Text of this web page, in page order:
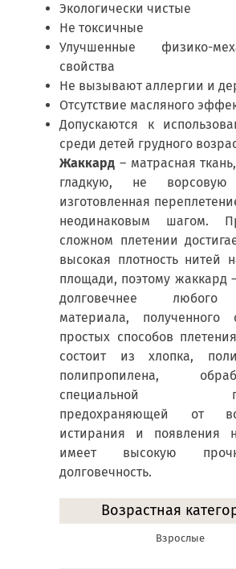
Экологически чистые
Не токсичные
Улучшенные физико-
свойства
Не вызывают аллергии и
Отсутствие масляного
Допускаются к
среди детей грудного
Жаккард – матрасная
гладкую, не ворсовую
изготовленная
неодинаковым шагом.
сложном плетении
высокая плотность нитей
площади, поэтому жаккард
долговечнее любого
материала,
простых способов
состоит из хлопка,
полипропилена,
специальной
предохраняющей от
истирания и появления
имеет высокую
долговечность.
Возрастная
Взрослые